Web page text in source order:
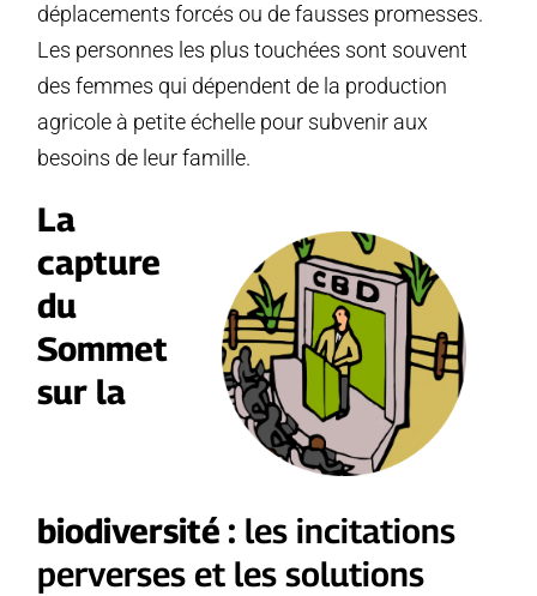
déplacements forcés ou de fausses promesses.
Les personnes les plus touchées sont souvent
des femmes qui dépendent de la production
agricole à petite échelle pour subvenir aux
besoins de leur famille.
La
capture
du
Sommet
sur la
biodiversité : les incitations
perverses et les solutions